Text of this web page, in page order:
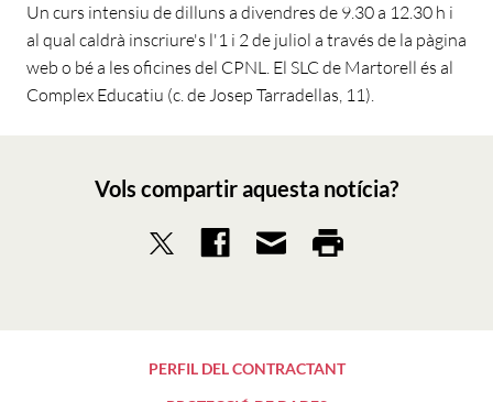
Un curs intensiu de dilluns a divendres de 9.30 a 12.30 h i
al qual caldrà inscriure's l'1 i 2 de juliol a través de la pàgina
web o bé a les oficines del CPNL. El SLC de Martorell és al
Complex Educatiu (c. de Josep Tarradellas, 11).
Vols compartir aquesta notícia?
PERFIL DEL CONTRACTANT